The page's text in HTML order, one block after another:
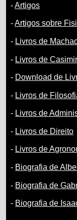
-Artigos
-Artigos sobre
- Livros de
- Livros de
- Download de
- Livros de
- Livros de
- Livros de Direito
- Livros de
- Biografia de
- Biografia de
- Biografia de